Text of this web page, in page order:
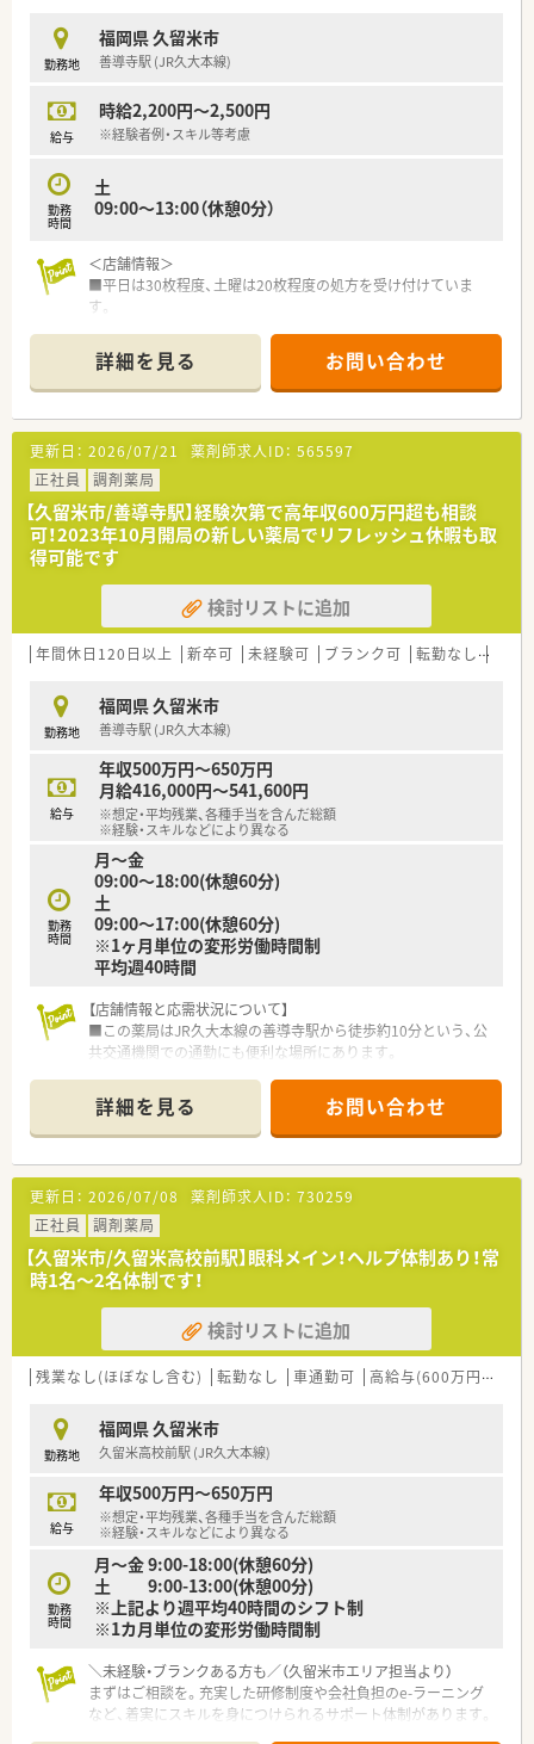
勤務地
福岡県 久留米市
善導寺駅 (JR久大本線)
給与
時給2,200円～2,500円
※経験者例・スキル等考慮
勤務
時間
土
09:00～13:00（休憩0分）
＜店舗情報＞
■平日は30枚程度、土曜は20枚程度の処方を受け付けていま
す。
■一人薬剤師、事務さんもお一人の人数体制となります。
■整形外科門前ですが、総合的な内科も見られている先生です。
≪こんな薬局です≫
■久留米エリアに11店舗展開する薬局です。
■店舗移動は本人の意向がない限り行っておらず、1店舗で長く
勤務されている薬剤師の方が多いです。
■近隣に他店舗もあり応援体制も整っておりますので、お休みが
取り易いです。
■社長自身も薬剤師ですので、働き易い環境作りをされてます。
詳細を見る お問い合わせ
更新日： 2026/07/21 薬剤師求人ID： 565597
正社員
調剤薬局
【久留米市/善導寺駅】経験次第で高年収600万円超も相談
可！2023年10月開局の新しい薬局でリフレッシュ休暇も取
得可能です
検討リストに追加
年間休日120日以上 新卒可 未経験可 ブランク可 転勤なし
勤務地
福岡県 久留米市
善導寺駅 (JR久大本線)
給与
年収500万円～650万円
月給416,000円～541,600円
※想定・平均残業、各種手当を含んだ総額
※経験・スキルなどにより異なる
勤務
時間
月～金
09:00～18:00(休憩60分)
土
09:00～17:00(休憩60分)
※1ヶ月単位の変形労働時間制
平均週40時間
【店舗情報と応需状況について】
■この薬局はJR久大本線の善導寺駅から徒歩約10分という、公
共交通機関での通勤にも便利な場所にあります。
から60枚程度をコンスタントに受け付けています。
■薬剤師は常勤2名、医療事務は1名が在籍しており、互いに協力
し合える安定した人員体制で業務を行っています。
【募集背景と求める人物像について】
■今後のさらなるサービス拡充と、より質の高い医療提供体制を
整えるため、今回新たに薬剤師を増員募集します。
■調剤業務の経験がない方や、実務からしばらく離れていたブラ
ンクがある方でも、安心してご応募いただけます。
■来局される患者様の約4割が小児ですので、お子様への対応に
苦手意識がなく、温かく接することができる方を歓迎します。
【想定されるキャリアイメージ】
■将来的には、複数の店舗をマネジメントするエリア課長職な
■福岡エリアには在宅医療を専門とする薬剤師が在籍しており、
在宅分野へ安心してチャレンジできる体制があります。
■e-Learningや定期的な研修会を通じて常に最新の知識を学
び、専門薬剤師や認定薬剤師として活躍できます。
【想定されるモデル年収】
■これまでのご経験や前職の給与などを最大限に考慮し、年収
450万円から550万円の範囲で給与を決定します。
■年1回の昇給機会が設けられており、日々の頑張りや実績が給
与に反映されるため、モチベーションを維持できます。
■月給制を選択された場合、月30時間分の固定残業代があらか
詳細を見る お問い合わせ
更新日： 2026/07/08 薬剤師求人ID： 730259
正社員
調剤薬局
【久留米市/久留米高校前駅】眼科メイン！ヘルプ体制あり！常
時1名～2名体制です！
検討リストに追加
残業なし(ほぼなし含む) 転勤なし 車通勤可 高給与(600万円以上)
勤務地
福岡県 久留米市
久留米高校前駅 (JR久大本線)
給与
年収500万円～650万円
※想定・平均残業、各種手当を含んだ総額
※経験・スキルなどにより異なる
勤務
時間
月～金 9:00-18:00(休憩60分)
土 9:00-13:00(休憩00分)
※上記より週平均40時間のシフト制
※1カ月単位の変形労働時間制
＼未経験・ブランクある方も／（久留米市エリア担当より）
まずはご相談を。充実した研修制度や会社負担のe-ラーニング
など、着実にスキルを身につけられるサポート体制があります。